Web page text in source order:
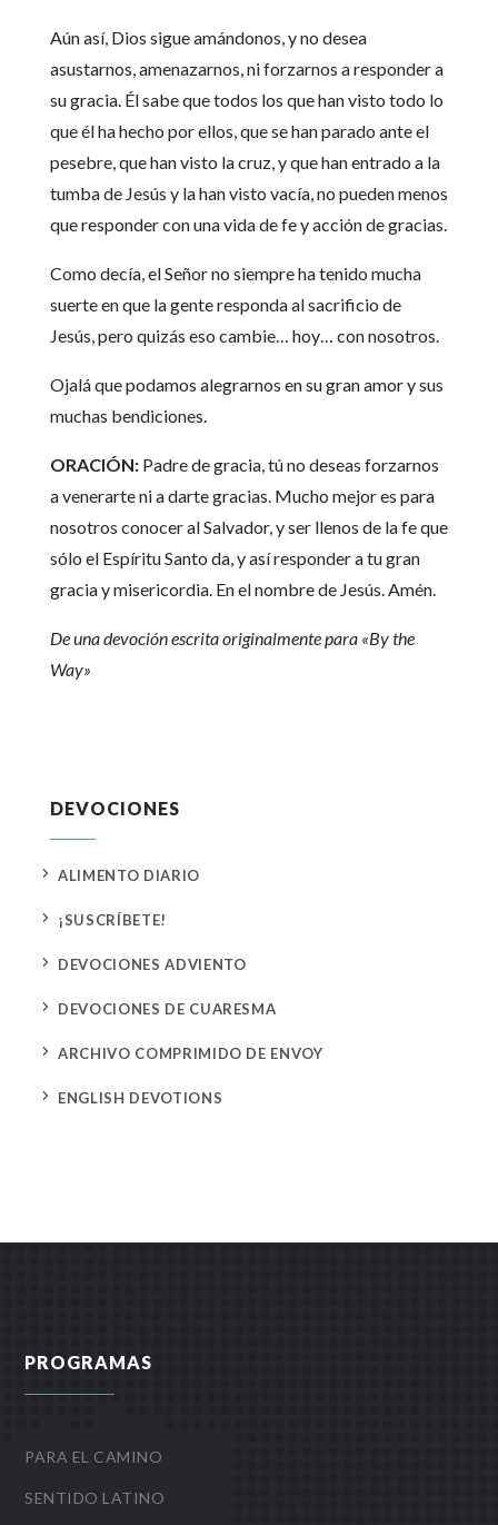
Aún así, Dios sigue amándonos, y no desea
asustarnos, amenazarnos, ni forzarnos a responder a
su gracia. Él sabe que todos los que han visto todo lo
que él ha hecho por ellos, que se han parado ante el
pesebre, que han visto la cruz, y que han entrado a la
tumba de Jesús y la han visto vacía, no pueden menos
que responder con una vida de fe y acción de gracias.
Como decía, el Señor no siempre ha tenido mucha
suerte en que la gente responda al sacrificio de
Jesús, pero quizás eso cambie… hoy… con nosotros.
Ojalá que podamos alegrarnos en su gran amor y sus
muchas bendiciones.
ORACIÓN:Padre de gracia, tú no deseas forzarnos
a venerarte ni a darte gracias. Mucho mejor es para
nosotros conocer al Salvador, y ser llenos de la fe que
sólo el Espíritu Santo da, y así responder a tu gran
gracia y misericordia. En el nombre de Jesús. Amén.
De una devoción escrita originalmente para «By the
Way»
DEVOCIONES
5 ALIMENTO DIARIO
5 ¡SUSCRÍBETE!
5 DEVOCIONES ADVIENTO
5 DEVOCIONES DE CUARESMA
5 ARCHIVO COMPRIMIDO DE ENVOY
5 ENGLISH DEVOTIONS
PROGRAMAS
PARA EL CAMINO
SENTIDO LATINO